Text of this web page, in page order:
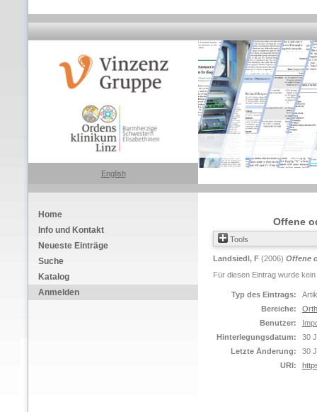
English
Home
Info und Kontakt
Neueste Einträge
Suche
Katalog
Anmelden
Offene
Tools
Landsiedl, F (2006) Offene
Für diesen Eintrag wurde
Typ des Eintrags:
Bereiche:
Benutzer:
Hinterlegungsdatum:
30
Letzte Änderung:
30
URI: